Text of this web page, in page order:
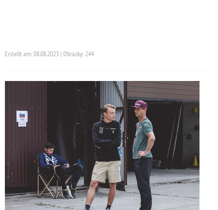
Erstellt am: 08.08.2023 | Obrázky: 244